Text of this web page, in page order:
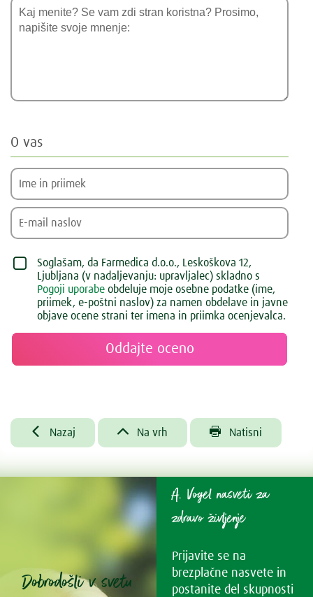
O vas
Soglašam, da Farmedica d.o.o., Leskoškova 12,
Ljubljana (v nadaljevanju: upravljalec) skladno s
Pogoji uporabeobdeluje moje osebne podatke (ime,
priimek, e-poštni naslov) za namen obdelave in javne
objave ocene strani ter imena in priimka ocenjevalca.
 Nazaj  Na vrh  Natisni
Dobrodošli v svetu
A. Vogel nasveti za
zdravo življenje
Prijavite se na
brezplačne nasvete in
postanite del skupnosti